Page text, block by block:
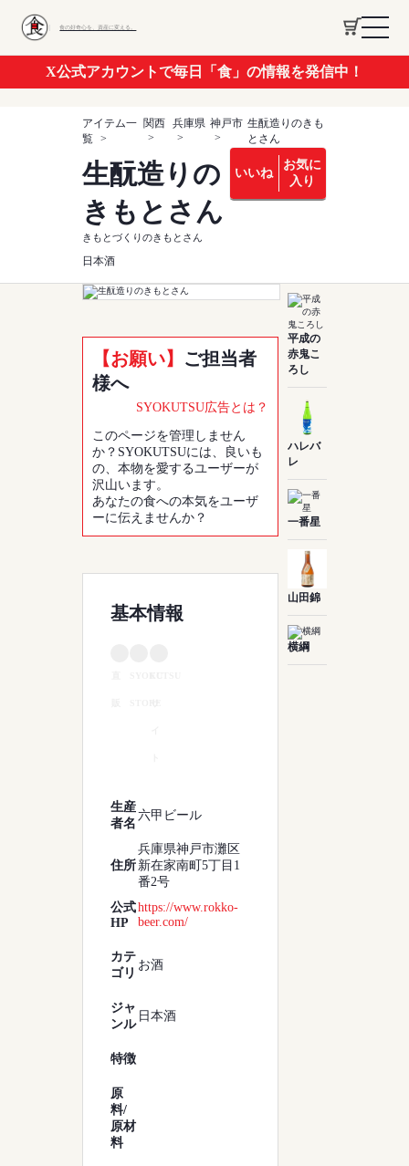
食の好奇心を、資産に変える。
X公式アカウントで毎日「食」の情報を発信中！
アイテム一
覧
関西 兵庫県 神戸市 生酛造りのきも
とさん
生酛造りの
きもとさん
きもとづくりのきもとさん
日本酒
いいね
お気に
入り
【お願い】
ご担当者
様へ
SYOKUTSU広告とは？
このページを管理しません
か？SYOKUTSUには、良いも
の、本物を愛するユーザーが
沢山います。
あなたの食への本気をユーザ
ーに伝えませんか？
基本情報
生産
者名
六甲ビール
住所
兵庫県神戸市灘区
新在家南町5丁目1
番2号
公式
HP
https://www.rokko-
beer.com/
カテ
ゴリ
お酒
ジャ
ンル
日本酒
特徴
原
料/
原材
料
平成の
赤鬼こ
ろし
ハレバ
レ
一番星
山田錦
横綱